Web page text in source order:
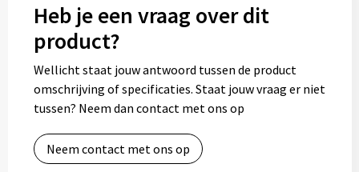
Heb je een vraag over dit
product?
Wellicht staat jouw antwoord tussen de product
omschrijving of specificaties. Staat jouw vraag er niet
tussen? Neem dan contact met ons op
Neem contact met ons op